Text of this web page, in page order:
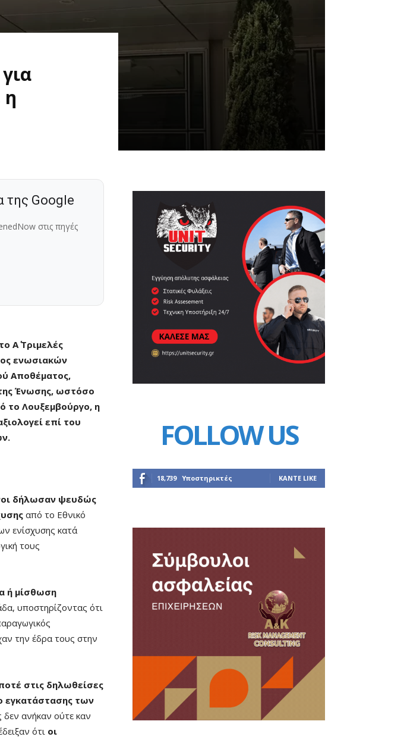
η
της Google
στις πηγές
Α΄ Τριμελές
ενωσιακών
Αποθέματος,
Ένωσης, ωστόσο
το Λουξεμβούργο, η
επί του
δήλωσαν ψευδώς
από το Εθνικό
ενίσχυσης κατά
τους
ή μίσθωση
υποστηρίζοντας ότι
την έδρα τους στην
στις δηλωθείσες
εγκατάστασης των
δεν ανήκαν ούτε καν
ότι οι
FOLLOW US
18,739 Υποστηρικτές ΚΆΝΤΕ LIKE